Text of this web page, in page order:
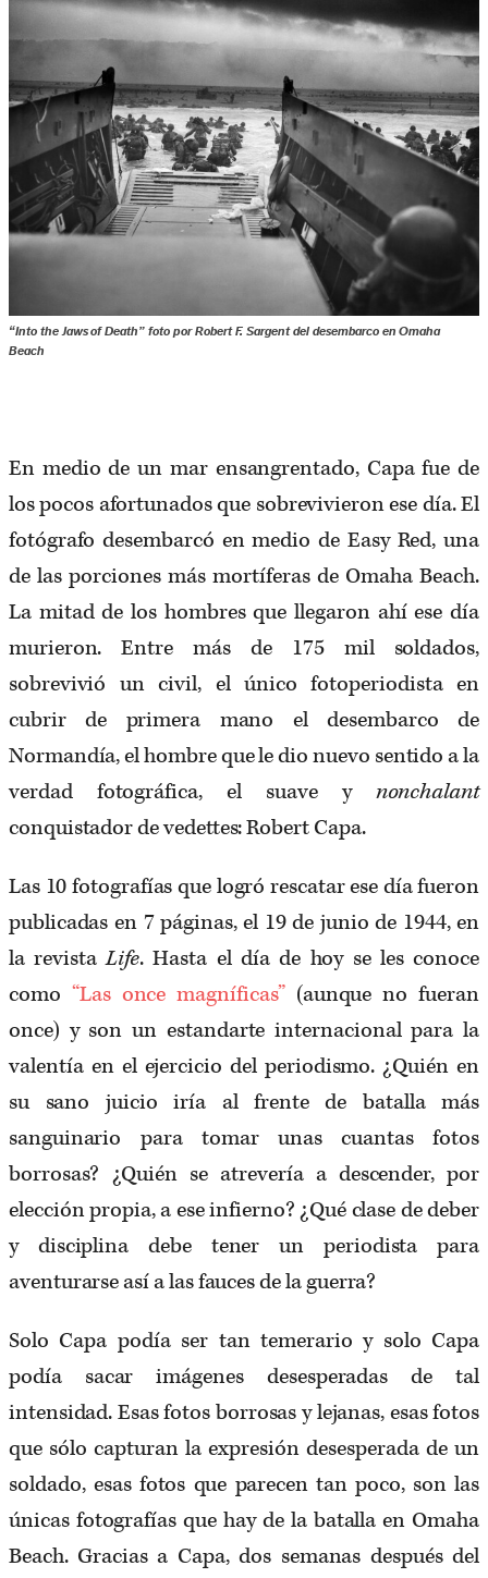
“Into the Jaws of Death” foto por Robert F. Sargent del desembarco en Omaha
Beach
En medio de un mar ensangrentado, Capa fue de
los pocos afortunados que sobrevivieronese día. El
fotógrafo desembarcó en medio de Easy Red, una
de las porciones más mortíferas de Omaha Beach.
La mitad de los hombres que llegaron ahí ese día
murieron. Entre más de 175 mil soldados,
sobrevivió un civil, el único fotoperiodista en
cubrir de primera mano el desembarco de
Normandía, el hombre que le dio nuevo sentido a la
verdad fotográfica, el suave y nonchalant
conquistador de vedettes: Robert Capa.
Las 10 fotografías que logró rescatar ese día fueron
publicadas en 7 páginas, el 19 de junio de 1944, en
la revistaLife. Hasta el día de hoy se les conoce
como “Las once magníficas”(aunque no fueran
once) y son un estandarte internacional para la
valentía en el ejercicio del periodismo. ¿Quién en
su sano juicio iría al frente de batalla más
sanguinario para tomar unas cuantas fotos
borrosas? ¿Quién se atrevería a descender, por
elección propia, a ese infierno? ¿Qué clase de deber
y disciplina debe tener un periodista para
aventurarse así a las fauces de la guerra?
Solo Capa podía ser tan temerario y solo Capa
podía sacar imágenes desesperadas de tal
intensidad. Esas fotos borrosas y lejanas, esas fotos
que sólo capturan la expresión desesperada de un
soldado, esas fotos que parecen tan poco, son las
únicas fotografías que hay de la batalla en Omaha
Beach. Gracias a Capa, dos semanas después del